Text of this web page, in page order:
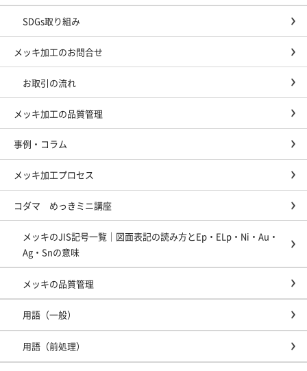
SDGs取り組み
メッキ加工のお問合せ
お取引の流れ
メッキ加工の品質管理
事例・コラム
メッキ加工プロセス
コダマ めっきミニ講座
メッキのJIS記号一覧｜図面表記の読み方とEp・ELp・Ni・Au・
Ag・Snの意味
メッキの品質管理
用語（一般）
用語（前処理）